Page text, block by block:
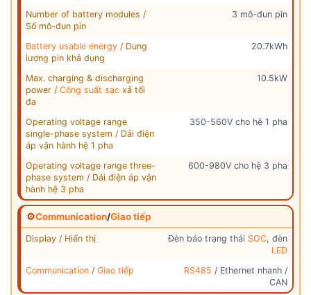
Number of battery modules /
Số mô-đun pin
3 mô-đun pin
Battery usable energy / Dung
lượng pin khả dụng
20.7kWh
Max. charging & discharging
power / Công suất sạc xả tối
đa
10.5kW
Operating voltage range
single-phase system / Dải điện
áp vận hành hệ 1 pha
350-560V cho hệ 1 pha
Operating voltage range three-
phase system / Dải điện áp vận
hành hệ 3 pha
600-980V cho hệ 3 pha
⚙Communication/Giao tiếp
Display / Hiển thị Đèn báo trạng thái SOC, đèn
LED
Communication / Giao tiếp RS485 / Ethernet nhanh /
CAN